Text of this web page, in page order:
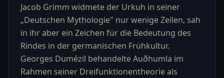
Jacob Grimm widmete der Urkuh in seiner
„Deutschen Mythologie" nur wenige Zeilen, sah
in ihr aber ein Zeichen für die Bedeutung des
Rindes in der germanischen Frühkultur.
Georges Dumézil behandelte Auðhumla im
Rahmen seiner Dreifunktionentheorie als